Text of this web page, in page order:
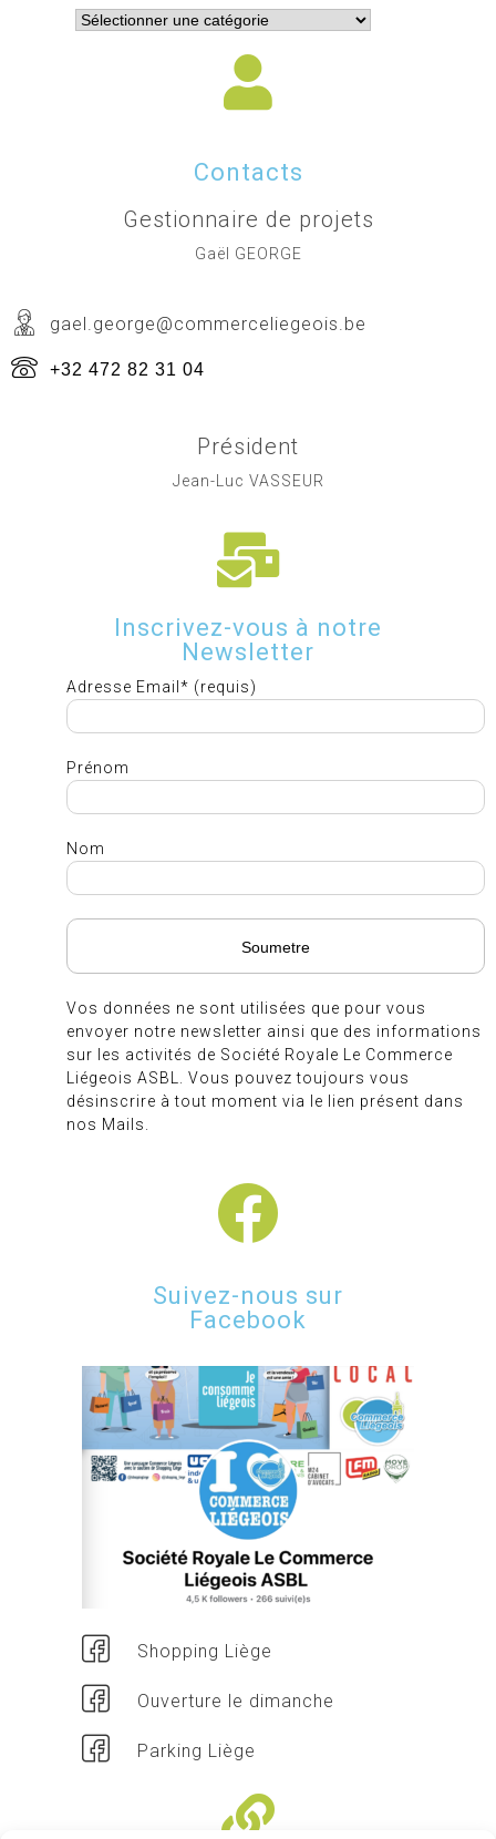
Contacts
Gestionnaire de projets
Gaël GEORGE
gael.george@commerceliegeois.be
+32 472 82 31 04
Président
Jean-Luc VASSEUR
Inscrivez-vous à notre
Newsletter
Adresse Email* (requis)
Prénom
Nom
Vos données ne sont utilisées que pour vous
envoyer notre newsletter ainsi que des informations
sur les activités de Société Royale Le Commerce
Liégeois ASBL. Vous pouvez toujours vous
désinscrire à tout moment via le lien présent dans
nos Mails.
Suivez-nous sur
Facebook
Shopping Liège
Ouverture le dimanche
Parking Liège